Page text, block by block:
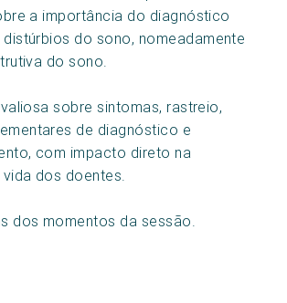
a importância do diagnóstico
do sono, nomeadamente
do sono.
sobre sintomas, rastreio,
de diagnóstico e
com impacto direto na
dos doentes.
dos momentos da sessão.